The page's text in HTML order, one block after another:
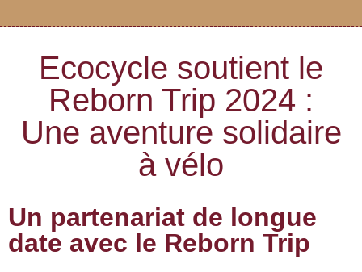
Ecocycle soutient le
Reborn Trip 2024 :
Une aventure solidaire
à vélo
Un partenariat de longue
date avec le Reborn Trip